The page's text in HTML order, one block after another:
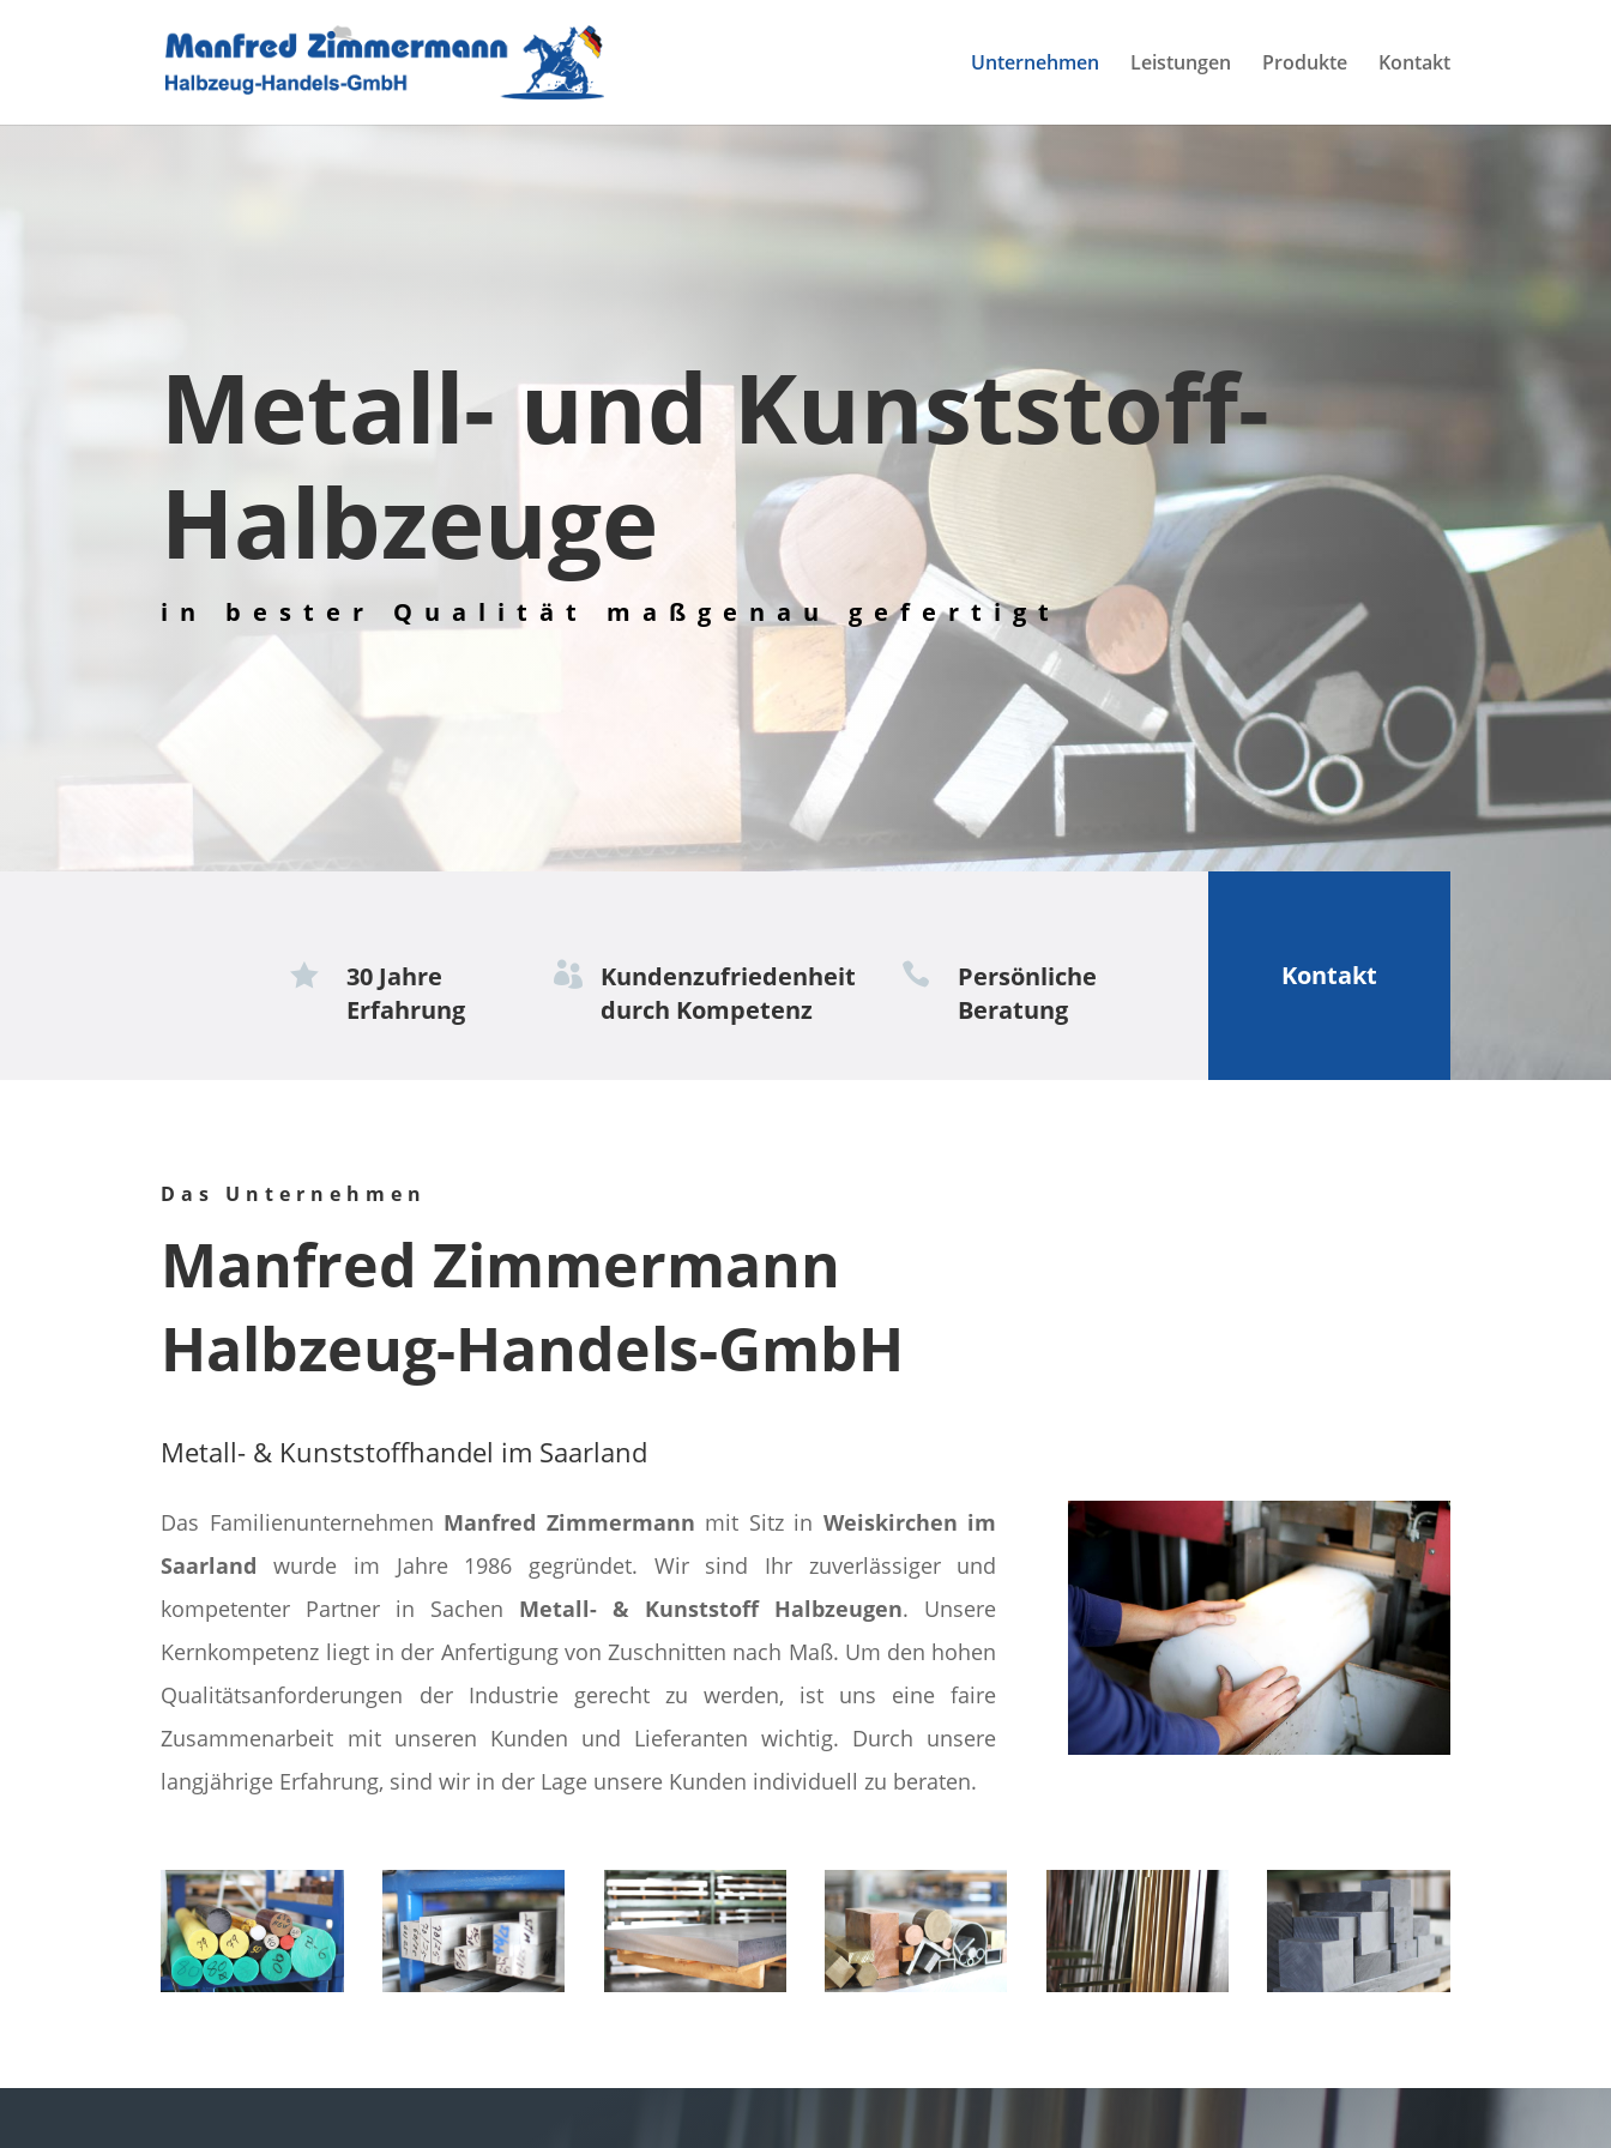
Unternehmen Leistungen Produkte Kontakt
Metall- und Kunststoff-
Halbzeuge
in bester Qualität maßgenau gefertigt

30 Jahre
Erfahrung

Kundenzufriedenheit
durch Kompetenz

Persönliche
Beratung
Kontakt
Das Unternehmen
Manfred Zimmermann
Halbzeug-Handels-GmbH
Metall- & Kunststoffhandel im Saarland
Das Familienunternehmen Manfred Zimmermann mit Sitz in Weiskirchen im
Saarland wurde im Jahre 1986 gegründet. Wir sind Ihr zuverlässiger und
kompetenter Partner in Sachen Metall- & Kunststoff Halbzeugen. Unsere
Kernkompetenz liegt in der Anfertigung von Zuschnitten nach Maß. Um den hohen
Qualitätsanforderungen der Industrie gerecht zu werden, ist uns eine faire
Zusammenarbeit mit unseren Kunden und Lieferanten wichtig. Durch unsere
langjährige Erfahrung, sind wir in der Lage unsere Kunden individuell zu beraten.